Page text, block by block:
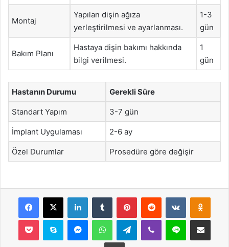
Montaj
Yapılan dişin ağıza
yerleştirilmesi ve ayarlanması.
1-3
gün
Bakım Planı
Hastaya dişin bakımı hakkında
bilgi verilmesi.
1
gün
Hastanın Durumu Gerekli Süre
Standart Yapım 3-7 gün
İmplant Uygulaması 2-6 ay
Özel Durumlar Prosedüre göre değişir
Facebook
X LinkedInTumblr PinterestReddit VKontakte
Pocket Skype MessengerWhatsAppTelegramViber Line E-Posta ile
Yazdır